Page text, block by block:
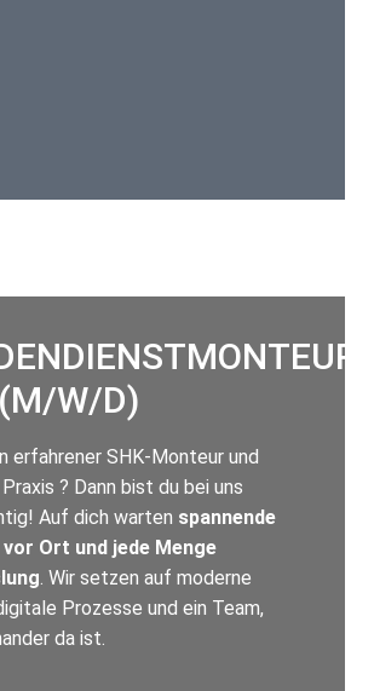
W/D)
erfahrener SHK-Monteur und
? Dann bist du bei uns
Auf dich warten spannende
Ort und jede Menge
. Wir setzen auf moderne
Prozesse und ein Team,
da ist.